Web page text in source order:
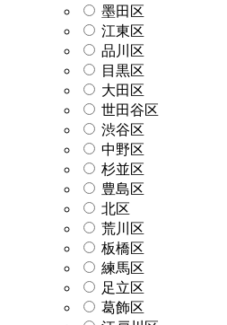
墨田区
江東区
品川区
目黒区
大田区
世田谷区
渋谷区
中野区
杉並区
豊島区
北区
荒川区
板橋区
練馬区
足立区
葛飾区